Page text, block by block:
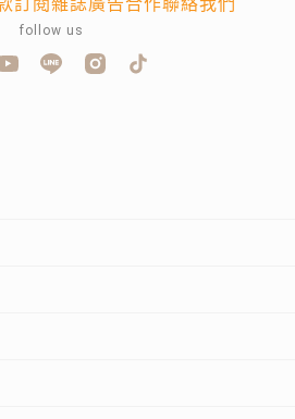
follow us